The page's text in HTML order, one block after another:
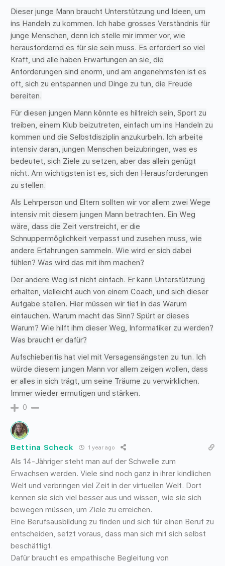
Dieser junge Mann braucht Unterstützung und Ideen, um
ins Handeln zu kommen. Ich habe grosses Verständnis für
junge Menschen, denn ich stelle mir immer vor, wie
herausfordernd es für sie sein muss. Es erfordert so viel
Kraft, und alle haben Erwartungen an sie, die
Anforderungen sind enorm, und am angenehmsten ist es
oft, sich zu entspannen und Dinge zu tun, die Freude
bereiten.
Für diesen jungen Mann könnte es hilfreich sein, Sport zu
treiben, einem Klub beizutreten, einfach um ins Handeln zu
kommen und die Selbstdisziplin anzukurbeln. Ich arbeite
intensiv daran, jungen Menschen beizubringen, was es
bedeutet, sich Ziele zu setzen, aber das allein genügt
nicht. Am wichtigsten ist es, sich den Herausforderungen
zu stellen.
Als Lehrperson und Eltern sollten wir vor allem zwei Wege
intensiv mit diesem jungen Mann betrachten. Ein Weg
wäre, dass die Zeit verstreicht, er die
Schnuppermöglichkeit verpasst und zusehen muss, wie
andere Erfahrungen sammeln. Wie wird er sich dabei
fühlen? Was wird das mit ihm machen?
Der andere Weg ist nicht einfach. Er kann Unterstützung
erhalten, vielleicht auch von einem Coach, und sich dieser
Aufgabe stellen. Hier müssen wir tief in das Warum
eintauchen. Warum macht das Sinn? Spürt er dieses
Warum? Wie hilft ihm dieser Weg, Informatiker zu werden?
Was braucht er dafür?
Aufschieberitis hat viel mit Versagensängsten zu tun. Ich
würde diesem jungen Mann vor allem zeigen wollen, dass
er alles in sich trägt, um seine Träume zu verwirklichen.
Immer wieder ermutigen und stärken.
0
Bettina Scheck 1 year ago
Als 14-Jähriger steht man auf der Schwelle zum
Erwachsen werden. Viele sind noch ganz in ihrer kindlichen
Welt und verbringen viel Zeit in der virtuellen Welt. Dort
kennen sie sich viel besser aus und wissen, wie sie sich
bewegen müssen, um Ziele zu erreichen.
Eine Berufsausbildung zu finden und sich für einen Beruf zu
entscheiden, setzt voraus, dass man sich mit sich selbst
beschäftigt.
Dafür braucht es empathische Begleitung von